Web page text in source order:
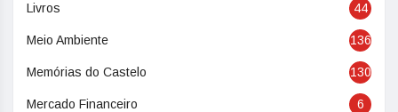
Livros 44
Meio Ambiente 136
Memórias do Castelo 130
Mercado Financeiro 6